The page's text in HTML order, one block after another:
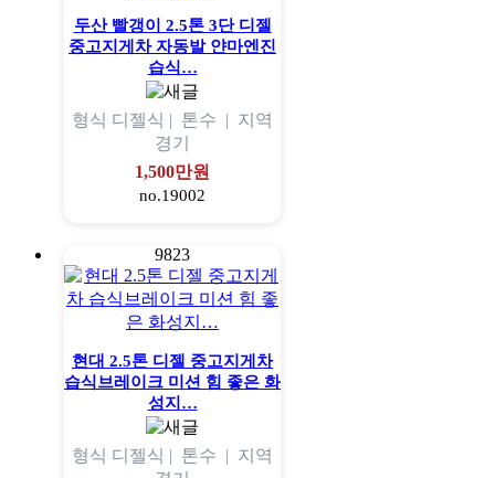
두산 빨갱이 2.5톤 3단 디젤
중고지게차 자동발 얀마엔진
습식…
형식 디젤식 | 톤수 | 지역
경기
1,500만원
no.19002
9823
현대 2.5톤 디젤 중고지게차
습식브레이크 미션 힘 좋은 화
성지…
형식 디젤식 | 톤수 | 지역